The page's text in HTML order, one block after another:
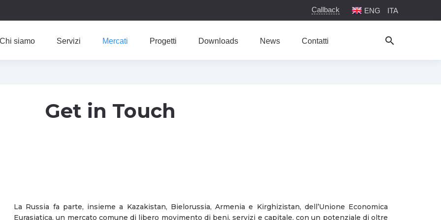
ENG ITA
Callback
Chi siamo Servizi Mercati Progetti Downloads News Contatti search
Get in Touch
La Russia fa parte, insieme a Kazakistan, Bielorussia, Armenia e Kirghizistan, dell’Unione Economica
Eurasiatica, un mercato comune di libero movimento di beni, servizi e capitale, con un potenziale di oltre